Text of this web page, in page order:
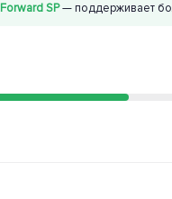
Forward SP— поддерживает